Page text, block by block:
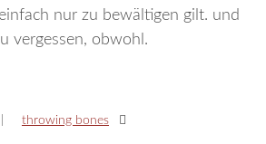
nur zu bewältigen gilt. und
vergessen, obwohl.
throwing bones